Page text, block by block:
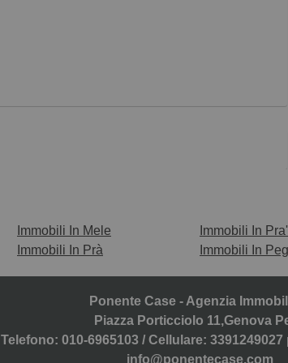
Immobili In Mele Immobili In
Immobili In Prà Immobili In
Ponente Case - Agenzia
Piazza Porticciolo 11,Genova
Telefono: 010-6965103 / Cellulare: 3391249027
info@ponentecase.com